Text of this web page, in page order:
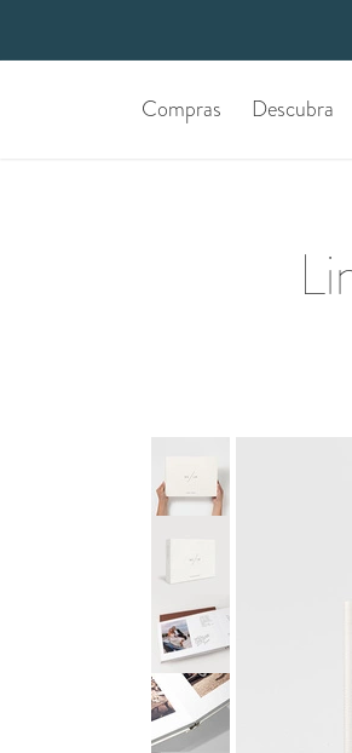
Compras Descubra